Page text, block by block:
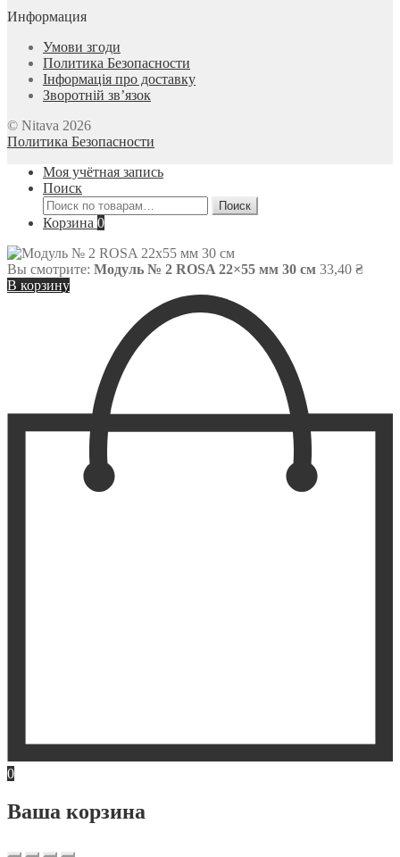
Информация
Умови згоди
Политика Безопасности
Інформація про доставку
Зворотній зв’язок
© Nitava 2026
Политика Безопасности
Моя учётная запись
Поиск
Искать:
Поиск
Корзина 0
Вы смотрите: Модуль № 2 ROSA 22×55 мм 30 см 33,40 ₴
В корзину
0
Ваша корзина